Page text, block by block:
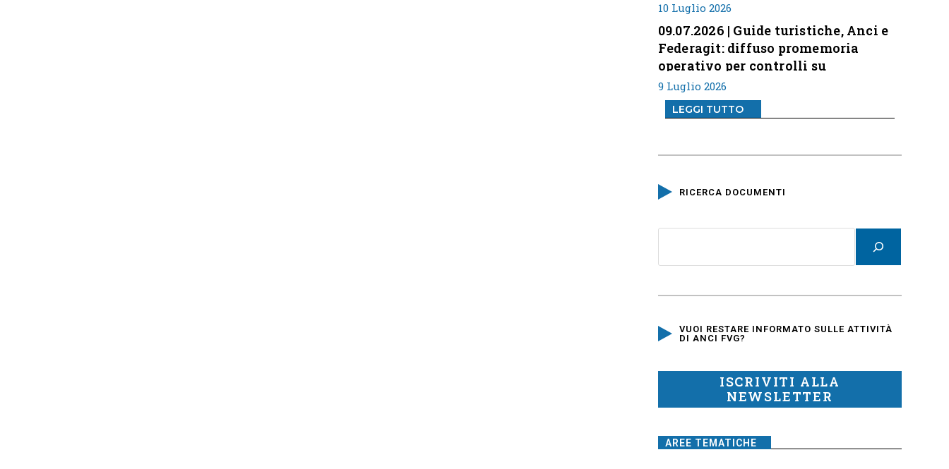
10 Luglio 2026
09.07.2026 | Guide turistiche, Anci e
Federagit: diffuso promemoria
operativo per controlli su
professione
9 Luglio 2026
LEGGI TUTTO
RICERCA DOCUMENTI
VUOI RESTARE INFORMATO SULLE ATTIVITÀ
DI ANCI FVG?
ISCRIVITI ALLA
NEWSLETTER
AREE TEMATICHE